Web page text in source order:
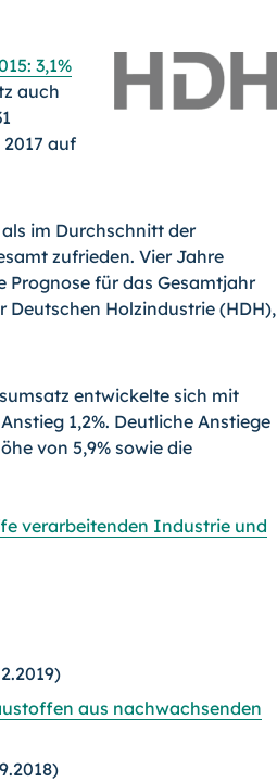
3,1%
auch
auf
im Durchschnitt der
zufrieden. Vier Jahre
Prognose für das Gesamtjahr
Deutschen Holzindustrie (HDH),
entwickelte sich mit
1,2%. Deutliche Anstiege
von 5,9% sowie die
verarbeitenden Industrie und
aus nachwachsenden